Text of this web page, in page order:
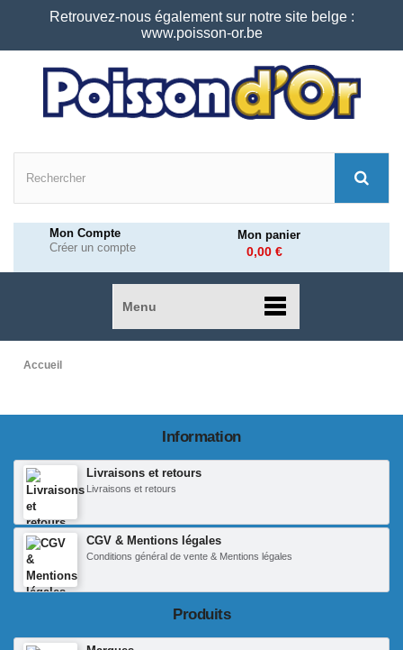
Retrouvez-nous également sur notre site belge :
www.poisson-or.be
Mon Compte
Créer un compte
Mon panier
0,00 €
Menu
Accueil
Information
Livraisons et retours
Livraisons et retours
CGV & Mentions légales
Conditions général de vente & Mentions légales
Produits